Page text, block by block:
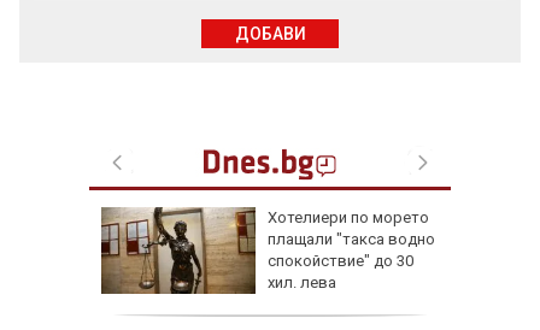
Хотелиери по морето
плащали "такса водно
спокойствие" до 30
хил. лева
ДОБАВИ